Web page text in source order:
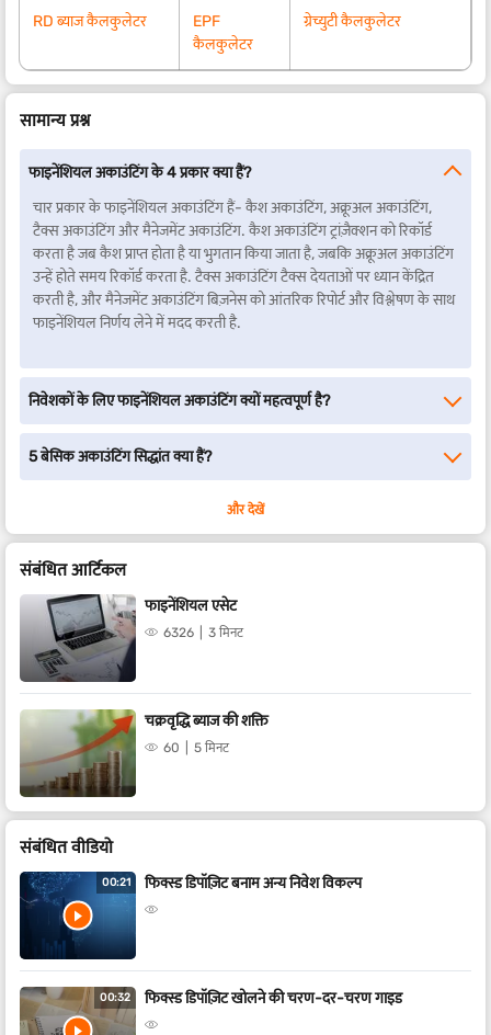
RD ब्याज कैलकुलेटर
EPF
कैलकुलेटर
ग्रेच्युटी कैलकुलेटर
सामान्य प्रश्न
फाइनेंशियल अकाउंटिंग के 4 प्रकार क्या हैं?
चार प्रकार के फाइनेंशियल अकाउंटिंग हैं- कैश अकाउंटिंग, अक्रूअल अकाउंटिंग,
टैक्स अकाउंटिंग और मैनेजमेंट अकाउंटिंग. कैश अकाउंटिंग ट्रांज़ैक्शन को रिकॉर्ड
करता है जब कैश प्राप्त होता है या भुगतान किया जाता है, जबकि अक्रूअल अकाउंटिंग
उन्हें होते समय रिकॉर्ड करता है. टैक्स अकाउंटिंग टैक्स देयताओं पर ध्यान केंद्रित
करती है, और मैनेजमेंट अकाउंटिंग बिज़नेस को आंतरिक रिपोर्ट और विश्लेषण के साथ
फाइनेंशियल निर्णय लेने में मदद करती है.
निवेशकों के लिए फाइनेंशियल अकाउंटिंग क्यों महत्वपूर्ण है?
5 बेसिक अकाउंटिंग सिद्धांत क्या हैं?
और देखें
संबंधित आर्टिकल
फाइनेंशियल एसेट
6326 3 मिनट
चक्रवृद्धि ब्याज की शक्ति
60 5 मिनट
संबंधित वीडियो
00:21 फिक्स्ड डिपॉज़िट बनाम अन्य निवेश विकल्प
00:32 फिक्स्ड डिपॉज़िट खोलने की चरण-दर-चरण गाइड